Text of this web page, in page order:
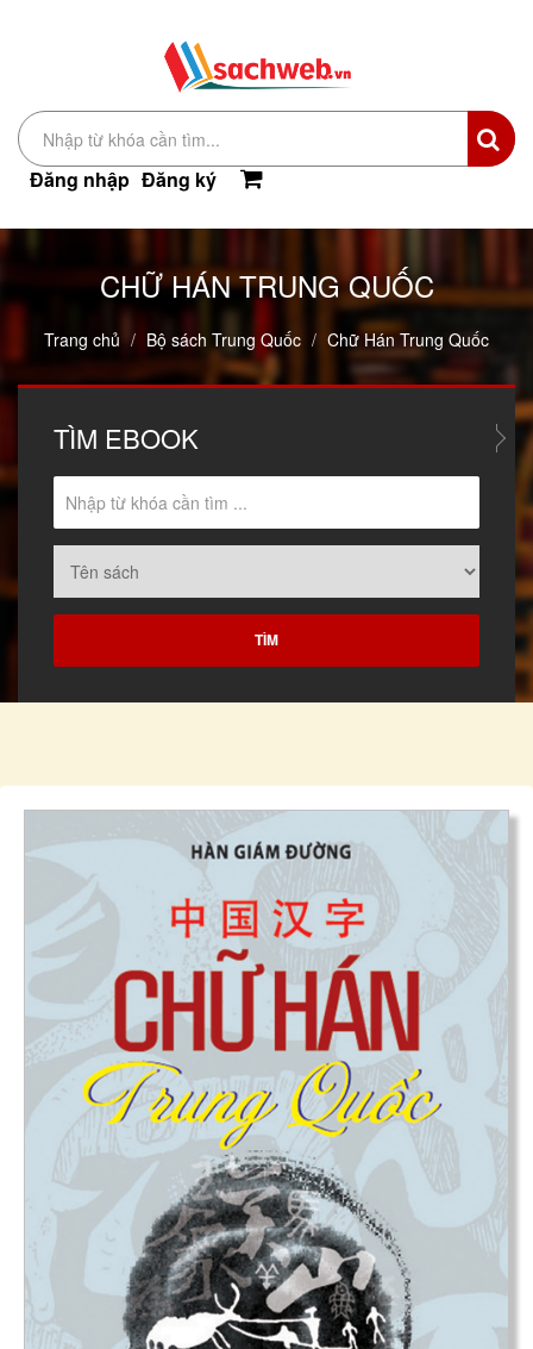
Đăng nhập Đăng ký
CHỮ HÁN TRUNG QUỐC
Trang chủ Bộ sách Trung Quốc Chữ Hán Trung Quốc
TÌM EBOOK